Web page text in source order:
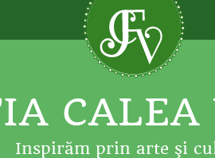
CALEA
Inspirăm prin arte şi